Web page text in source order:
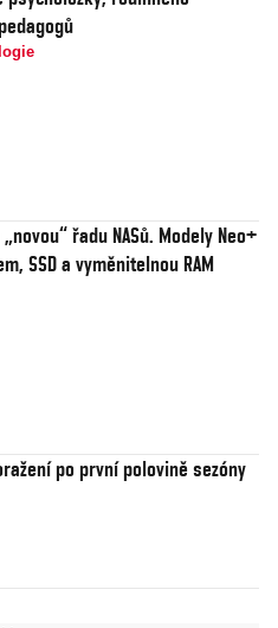
řadu NASů. Modely Neo+
SSD a vyměnitelnou RAM
po první polovině sezóny